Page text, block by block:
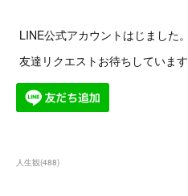
LINE公式アカウントはじました。
友達リクエストお待ちしています
人生観(488)